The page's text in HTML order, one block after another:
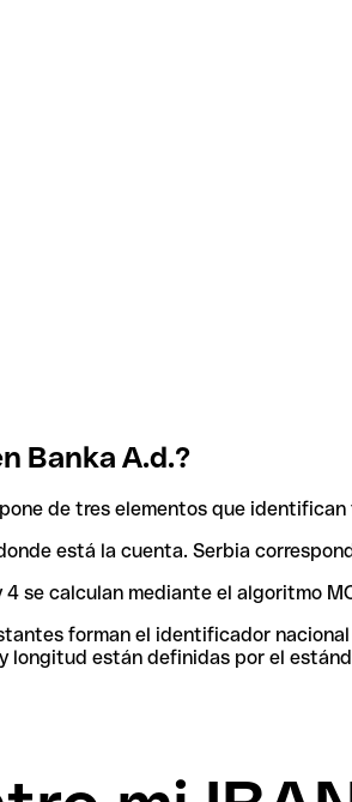
Banka A.d.?
de tres elementos que
está la cuenta. Serbia
se calculan mediante el algoritmo
forman el identificador
longitud están definidas por el